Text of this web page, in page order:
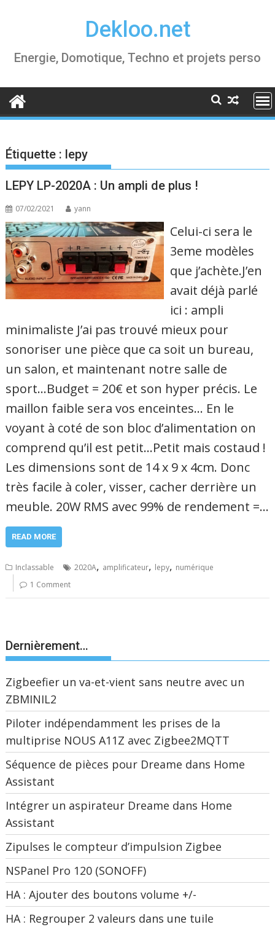
Dekloo.net
Energie, Domotique, Techno et projets perso
Étiquette : lepy
LEPY LP-2020A : Un ampli de plus !
07/02/2021 yann
Celui-ci sera le
3eme modèles
que j’achète.J’en
avait déjà parlé
ici : ampli
minimaliste J’ai pas trouvé mieux pour
sonoriser une pièce que ca soit un bureau,
un salon, et maintenant notre salle de
sport…Budget = 20€ et son hyper précis. Le
maillon faible sera vos enceintes… En le
voyant à coté de son bloc d’alimentation on
comprend qu’il est petit…Petit mais costaud !
Les dimensions sont de 14 x 9 x 4cm. Donc
très facile à coler, visser, cacher derrière un
meuble. 20W RMS avec 99% de rendement =…
READ MORE
Inclassable 2020A, amplificateur, lepy, numérique
1 Comment
Dernièrement…
Zigbeefier un va-et-vient sans neutre avec un
ZBMINIL2
Piloter indépendamment les prises de la
multiprise NOUS A11Z avec Zigbee2MQTT
Séquence de pièces pour Dreame dans Home
Assistant
Intégrer un aspirateur Dreame dans Home
Assistant
Zipulses le compteur d’impulsion Zigbee
NSPanel Pro 120 (SONOFF)
HA : Ajouter des boutons volume +/-
HA : Regrouper 2 valeurs dans une tuile